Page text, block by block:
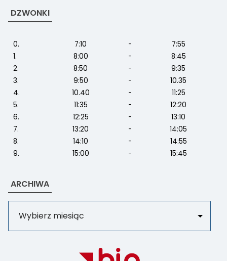
DZWONKI
0. 7:10 -
7:55
1.
8:00 -
8:45
2.
8:50 -
9:35
3.
9:50 -
10.35
4.
10.40 -
11:25
5.
11:35 -
12:20
6.
12:25 -
13:10
7.
13:20 -
14:05
8.
14:10 -
14:55
9.
15:00 - 15:45
ARCHIWA